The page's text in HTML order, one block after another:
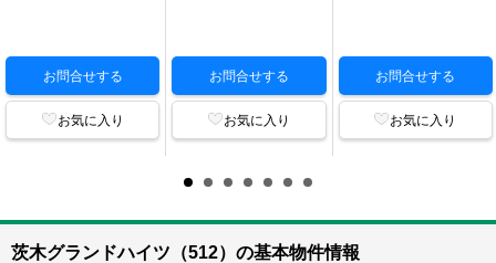
お問合せする
お気に入り
お問合せする
お気に入り
お問合せする
お気に入り
茨木グランドハイツ（512）の基本物件情報